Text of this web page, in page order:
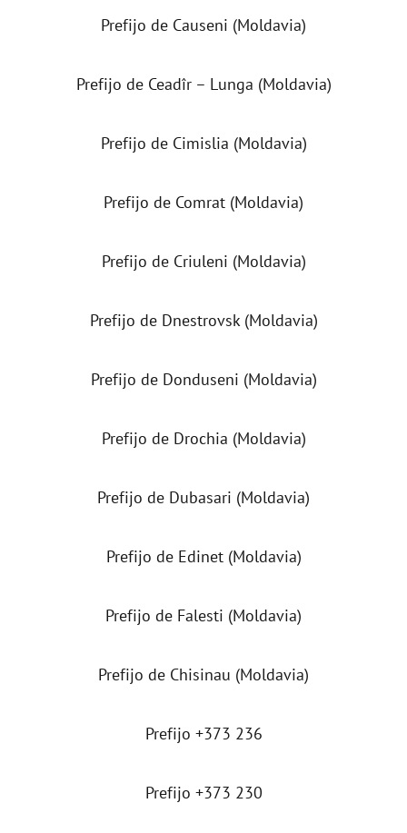
Prefijo de Causeni (Moldavia)
Prefijo de Ceadîr – Lunga (Moldavia)
Prefijo de Cimislia (Moldavia)
Prefijo de Comrat (Moldavia)
Prefijo de Criuleni (Moldavia)
Prefijo de Dnestrovsk (Moldavia)
Prefijo de Donduseni (Moldavia)
Prefijo de Drochia (Moldavia)
Prefijo de Dubasari (Moldavia)
Prefijo de Edinet (Moldavia)
Prefijo de Falesti (Moldavia)
Prefijo de Chisinau (Moldavia)
Prefijo +373 236
Prefijo +373 230